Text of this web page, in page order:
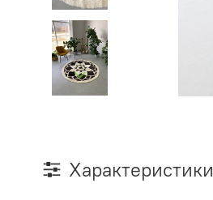
Характеристики